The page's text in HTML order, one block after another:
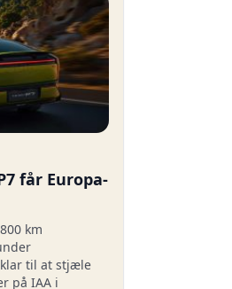
får Europa-
km
klar til at stjæle
på IAA i